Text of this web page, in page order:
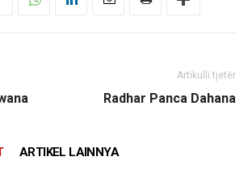
Artikulli tjetër
Radhar Panca Dahana
ARTIKEL LAINNYA